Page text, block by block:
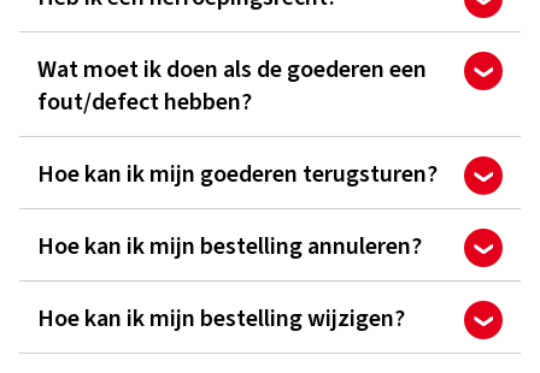
Wat moet ik doen als de goederen een
fout/defect hebben?
Hoe kan ik mijn goederen terugsturen?
Hoe kan ik mijn bestelling annuleren?
Hoe kan ik mijn bestelling wijzigen?